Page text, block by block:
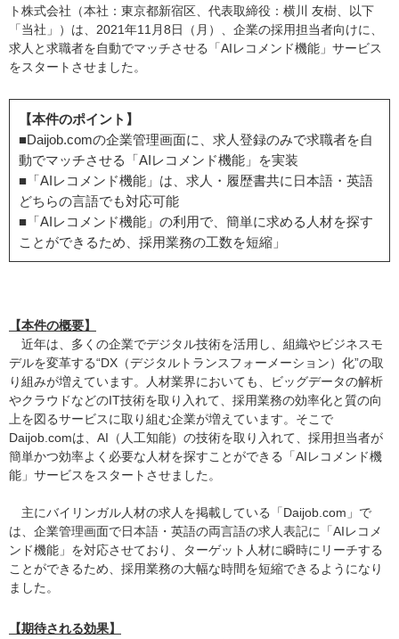
ト株式会社（本社：東京都新宿区、代表取締役：横川 友樹、以下
「当社」）は、2021年11月8日（月）、企業の採用担当者向けに、
求人と求職者を自動でマッチさせる「AIレコメンド機能」サービス
をスタートさせました。
【本件のポイント】
■Daijob.comの企業管理画面に、求人登録のみで求職者を自
動でマッチさせる「AIレコメンド機能」を実装
■「AIレコメンド機能」は、求人・履歴書共に日本語・英語
どちらの言語でも対応可能
■「AIレコメンド機能」の利用で、簡単に求める人材を探す
ことができるため、採用業務の工数を短縮」
【本件の概要】
近年は、多くの企業でデジタル技術を活用し、組織やビジネスモ
デルを変革する“DX（デジタルトランスフォーメーション）化”の取
り組みが増えています。人材業界においても、ビッグデータの解析
やクラウドなどのIT技術を取り入れて、採用業務の効率化と質の向
上を図るサービスに取り組む企業が増えています。そこで
Daijob.comは、AI（人工知能）の技術を取り入れて、採用担当者が
簡単かつ効率よく必要な人材を探すことができる「AIレコメンド機
能」サービスをスタートさせました。
主にバイリンガル人材の求人を掲載している「Daijob.com」で
は、企業管理画面で日本語・英語の両言語の求人表記に「AIレコメ
ンド機能」を対応させており、ターゲット人材に瞬時にリーチする
ことができるため、採用業務の大幅な時間を短縮できるようになり
ました。
【期待される効果】